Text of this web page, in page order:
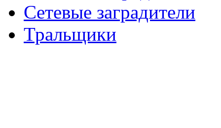
Сетевые заградители
Тральщики